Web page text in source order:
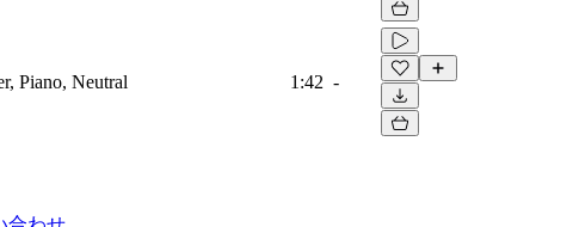
Piano, Neutral 1:42 -